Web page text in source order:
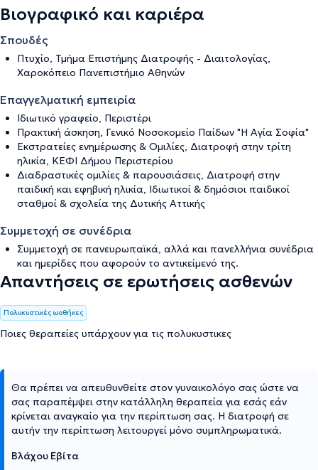
Βιογραφικό και καριέρα
Σπουδές
Πτυχίο, Τμήμα Επιστήμης Διατροφής - Διαιτολογίας,
Χαροκόπειο Πανεπιστήμιο Αθηνών
Επαγγελματική εμπειρία
Ιδιωτικό γραφείο, Περιστέρι
Πρακτική άσκηση, Γενικό Νοσοκομείο Παίδων "Η Αγία Σοφία"
Εκστρατείες ενημέρωσης & Ομιλίες, Διατροφή στην τρίτη
ηλικία, ΚΕΦΙ Δήμου Περιστερίου
Διαδραστικές ομιλίες & παρουσιάσεις, Διατροφή στην
παιδική και εφηβική ηλικία, Ιδιωτικοί & δημόσιοι παιδικοί
σταθμοί & σχολεία της Δυτικής Αττικής
Συμμετοχή σε συνέδρια
Συμμετοχή σε πανευρωπαϊκά, αλλά και πανελλήνια συνέδρια
και ημερίδες που αφορούν το αντικείμενό της.
Απαντήσεις σε ερωτήσεις ασθενών
Πολυκυστικές ωοθήκες
Ποιες θεραπείες υπάρχουν για τις πολυκυστικες
Θα πρέπει να απευθυνθείτε στον γυναικολόγο σας ώστε να
σας παραπέμψει στην κατάλληλη θεραπεία για εσάς εάν
κρίνεται αναγκαίο για την περίπτωση σας. Η διατροφή σε
αυτήν την περίπτωση λειτουργεί μόνο συμπληρωματικά.
Βλάχου Εβίτα